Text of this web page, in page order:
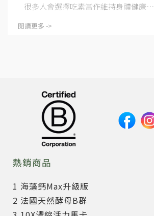
很多人會選擇吃素當作維持身體健康⋯
閱讀更多 ->
熱銷商品
1 海藻鈣Max升級版
2 法國天然酵母B群